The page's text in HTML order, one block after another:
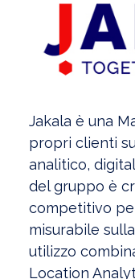
Jakala è una
propri clienti
analitico,
del gruppo è
competitivo
misurabile
utilizzo
Location